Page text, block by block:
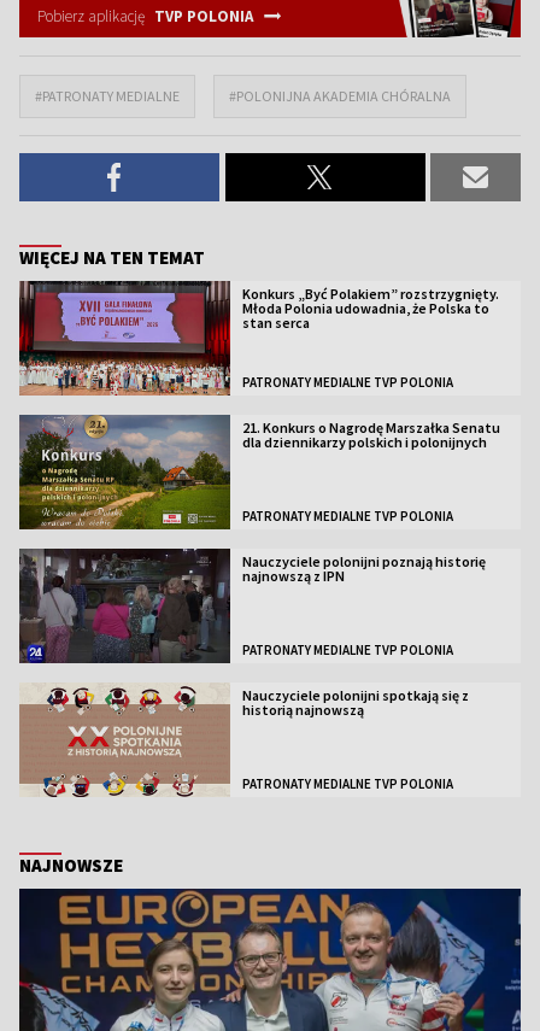
Pobierz aplikację TVP POLONIA
#PATRONATY MEDIALNE #POLONIJNA AKADEMIA CHÓRALNA
WIĘCEJ NA TEN TEMAT
Konkurs „Być Polakiem” rozstrzygnięty.
Młoda Polonia udowadnia, że Polska to
stan serca
PATRONATY MEDIALNE TVP POLONIA
21. Konkurs o Nagrodę Marszałka Senatu
dla dziennikarzy polskich i polonijnych
PATRONATY MEDIALNE TVP POLONIA
Nauczyciele polonijni poznają historię
najnowszą z IPN
PATRONATY MEDIALNE TVP POLONIA
Nauczyciele polonijni spotkają się z
historią najnowszą
PATRONATY MEDIALNE TVP POLONIA
NAJNOWSZE